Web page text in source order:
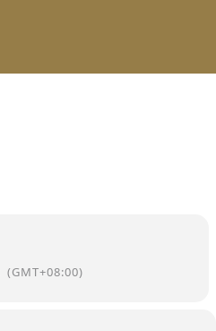
(GMT+08:00)